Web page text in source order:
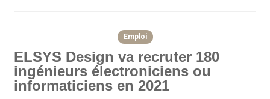
Emploi
ELSYS Design va recruter 180
ingénieurs électroniciens ou
informaticiens en 2021